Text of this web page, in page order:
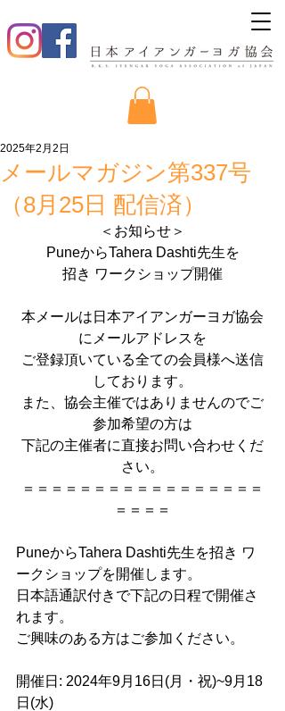
メールマガジン第337号
（8月25日 配信済）
2025年2月2日
＜お知らせ＞
PuneからTahera Dashti先生を
招き ワークショップ開催
本メールは日本アイアンガーヨガ協会
にメールアドレスを
ご登録頂いている全ての会員様へ送信
しております。
また、協会主催ではありませんのでご
参加希望の方は
下記の主催者に直接お問い合わせくだ
さい。
＝＝＝＝＝＝＝＝＝＝＝＝＝＝＝＝＝
＝＝＝＝
PuneからTahera Dashti先生を招き ワ
ークショップを開催します。
日本語通訳付きで下記の日程で開催さ
れます。
ご興味のある方はご参加ください。
開催日: 2024年9月16日(月・祝)~9月18
日(水)